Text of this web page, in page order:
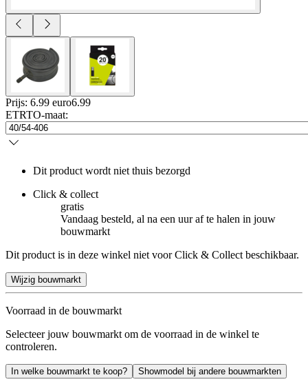
Prijs: 6.99 euro6.99
ETRTO-maat:
Dit product wordt niet thuis bezorgd
Click & collect
gratis
Vandaag besteld, al na een uur af te halen in jouw
bouwmarkt
Dit product is in deze winkel niet voor Click & Collect beschikbaar.
Wijzig bouwmarkt
Voorraad in de bouwmarkt
Selecteer jouw bouwmarkt om de voorraad in de winkel te
controleren.
In welke bouwmarkt te koop? Showmodel bij andere bouwmarkten